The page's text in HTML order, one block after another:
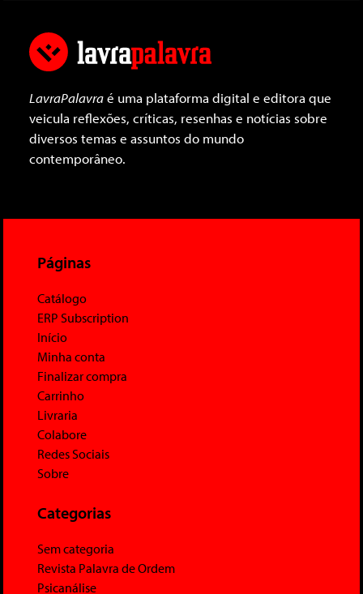
LavraPalavraé uma plataforma digital e editora que
veicula reflexões, críticas, resenhas e notícias sobre
diversos temas e assuntos do mundo
contemporâneo.
Páginas
Catálogo
ERP Subscription
Início
Minha conta
Finalizar compra
Carrinho
Livraria
Colabore
Redes Sociais
Sobre
Categorias
Sem categoria
Revista Palavra de Ordem
Psicanálise